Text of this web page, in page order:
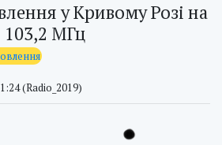
у Кривому Розі на
103,2 МГц
(Radio_2019)